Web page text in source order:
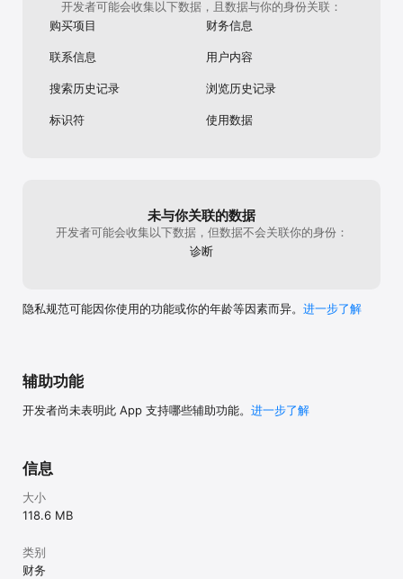
开发者可能会收集以下数据，且数据与你的身份关联：
购买项目
财务信息
联系信息 用户内容
搜索历史记录 浏览历史记录
标识符 使用数据
未与你关联的数据
开发者可能会收集以下数据，但数据不会关联你的身份：
诊断
隐私规范可能因你使用的功能或你的年龄等因素而异。 进一步了解
辅助功能
开发者尚未表明此 App 支持哪些辅助功能。 进一步了解
信息
大小
118.6 MB
类别
财务